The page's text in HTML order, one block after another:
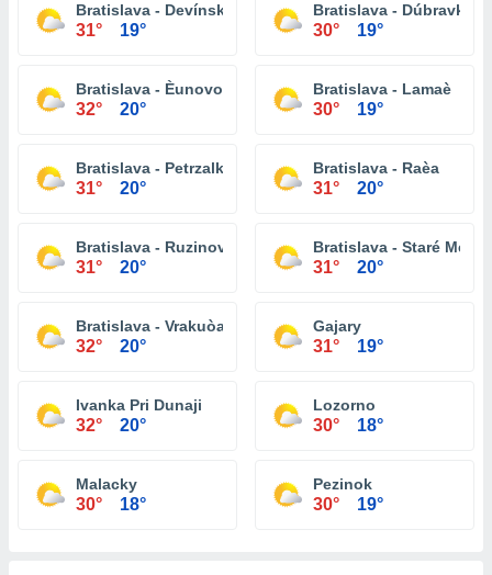
Bratislava - Devínska Nová Ves
31° 19°
Bratislava - Dúbravka
30° 19°
Bratislava - Èunovo
32° 20°
Bratislava - Lamaè
30° 19°
Bratislava - Petrzalka
31° 20°
Bratislava - Raèa
31° 20°
Bratislava - Ruzinov
31° 20°
Bratislava - Staré Mesto
31° 20°
Bratislava - Vrakuòa
32° 20°
Gajary
31° 19°
Ivanka Pri Dunaji
32° 20°
Lozorno
30° 18°
Malacky
30° 18°
Pezinok
30° 19°